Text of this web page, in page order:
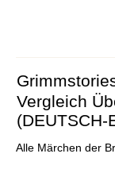
Vergleich
(DEUTSCH-
Alle Märchen der